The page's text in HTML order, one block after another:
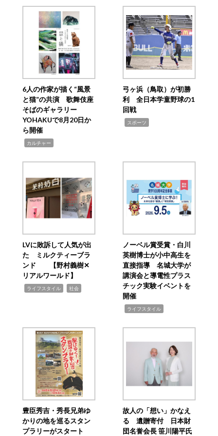
6人の作家が描く“風景
と猫”の共演 歌舞伎座
そばのギャラリー
YOHAKUで8月20日か
ら開催
カルチャー
弓ヶ浜（鳥取）が初勝
利 全日本学童野球の1
回戦
スポーツ
LVに敗訴して人気が出
た ミルクティーブラ
ンド 【野村義樹✕
リアルワールド】
ライフスタイル 社会
ノーベル賞受賞・白川
英樹博士が小中高生を
直接指導 名城大学が
講演会と導電性プラス
チック実験イベントを
開催
ライフスタイル
豊臣秀吉・秀長兄弟ゆ
かりの地を巡るスタン
プラリーがスタート
故人の「想い」かなえ
る 遺贈寄付 日本財
団名誉会長 笹川陽平氏